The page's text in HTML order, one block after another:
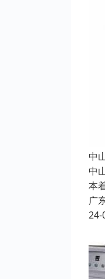
中
中
本
广
24-